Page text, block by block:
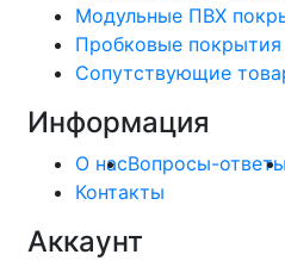
Модульные ПВХ
Пробковые покрытия
Сопутствующие
Информация
О насВопросы-ответы
Контакты
Аккаунт